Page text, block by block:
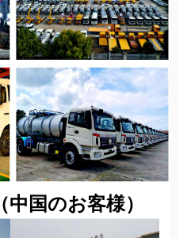
国のお客様）